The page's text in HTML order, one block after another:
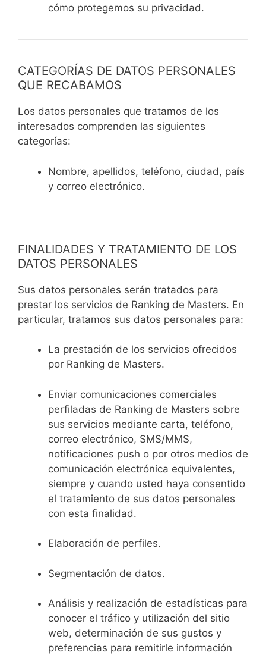
cómo protegemos su privacidad.
CATEGORÍAS DE DATOS PERSONALES
QUE RECABAMOS
Los datos personales que tratamos de los
interesados comprenden las siguientes
categorías:
Nombre, apellidos, teléfono, ciudad, país
y correo electrónico.
FINALIDADES Y TRATAMIENTO DE LOS
DATOS PERSONALES
Sus datos personales serán tratados para
prestar los servicios de Ranking de Masters. En
particular, tratamos sus datos personales para:
La prestación de los servicios ofrecidos
por Ranking de Masters.
Enviar comunicaciones comerciales
perfiladas de Ranking de Masters sobre
sus servicios mediante carta, teléfono,
correo electrónico, SMS/MMS,
notificaciones push o por otros medios de
comunicación electrónica equivalentes,
siempre y cuando usted haya consentido
el tratamiento de sus datos personales
con esta finalidad.
Elaboración de perfiles.
Segmentación de datos.
Análisis y realización de estadísticas para
conocer el tráfico y utilización del sitio
web, determinación de sus gustos y
preferencias para remitirle información